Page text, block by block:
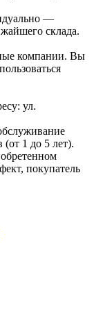
—
склада.
компании. Вы
ул.
(от 1 до 5 лет).
покупатель